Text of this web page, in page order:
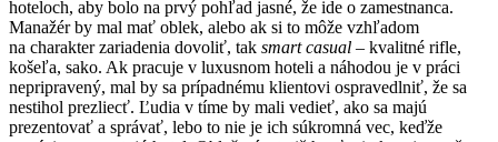
hoteloch, aby bolo na prvý pohľad jasné, že ide o zamestnanca.
Manažér by mal mať oblek, alebo ak si to môže vzhľadom
na charakter zariadenia dovoliť, tak smart casual – kvalitné rifle,
košeľa, sako. Ak pracuje v luxusnom hoteli a náhodou je v práci
nepripravený, mal by sa prípadnému klientovi ospravedlniť, že sa
nestihol prezliecť. Ľudia v tíme by mali vedieť, ako sa majú
prezentovať a správať, lebo to nie je ich súkromná vec, keďže